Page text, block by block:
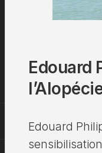
Edouard
Edouard